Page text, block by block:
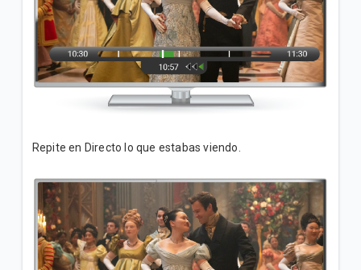
Repite en Directo lo que estabas viendo.